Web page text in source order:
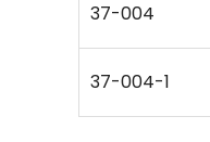
37-004
37-004-1